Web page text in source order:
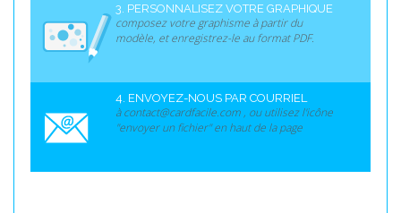
3. PERSONNALISEZ VOTRE GRAPHIQUE
composez votre graphisme à partir du
modèle, et enregistrez-le au format PDF.
4. ENVOYEZ-NOUS PAR COURRIEL
à contact@cardfacile.com , ou utilisez l'icône
"envoyer un fichier" en haut de la page